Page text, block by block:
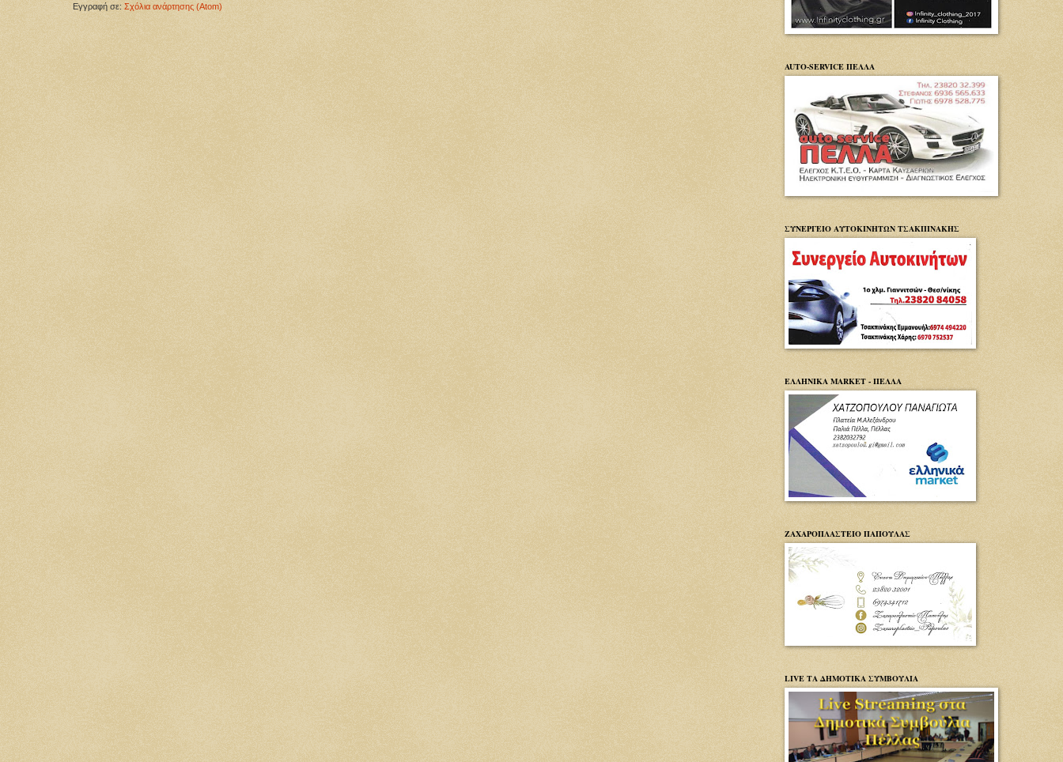
Εγγραφή σε: Σχόλια ανάρτησης (Atom)
AUTO-SERVICE ΠΕΛΛΑ
ΣΥΝΕΡΓΕΙΟ ΑΥΤΟΚΙΝΗΤΩΝ ΤΣΑΚΠΙΝΑΚΗΣ
ΕΛΛΗΝΙΚΑ MARKET - ΠΕΛΛΑ
ΖΑΧΑΡΟΠΛΑΣΤΕΙΟ ΠΑΠΟΥΛΑΣ
LIVE ΤΑ ΔΗΜΟΤΙΚΑ ΣΥΜΒΟΥΛΙΑ